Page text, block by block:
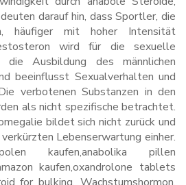
darauf hin, dass Sportler, die
häufiger mit hoher Intensität
wird für die sexuelle
die Ausbildung des männlichen
beeinflusst Sexualverhalten und
verbotenen Substanzen in den
als nicht spezifische betrachtet.
bildet sich nicht zurück und
Lebenserwartung einher.
kaufen,anabolika pillen
kaufen,oxandrolone tablets